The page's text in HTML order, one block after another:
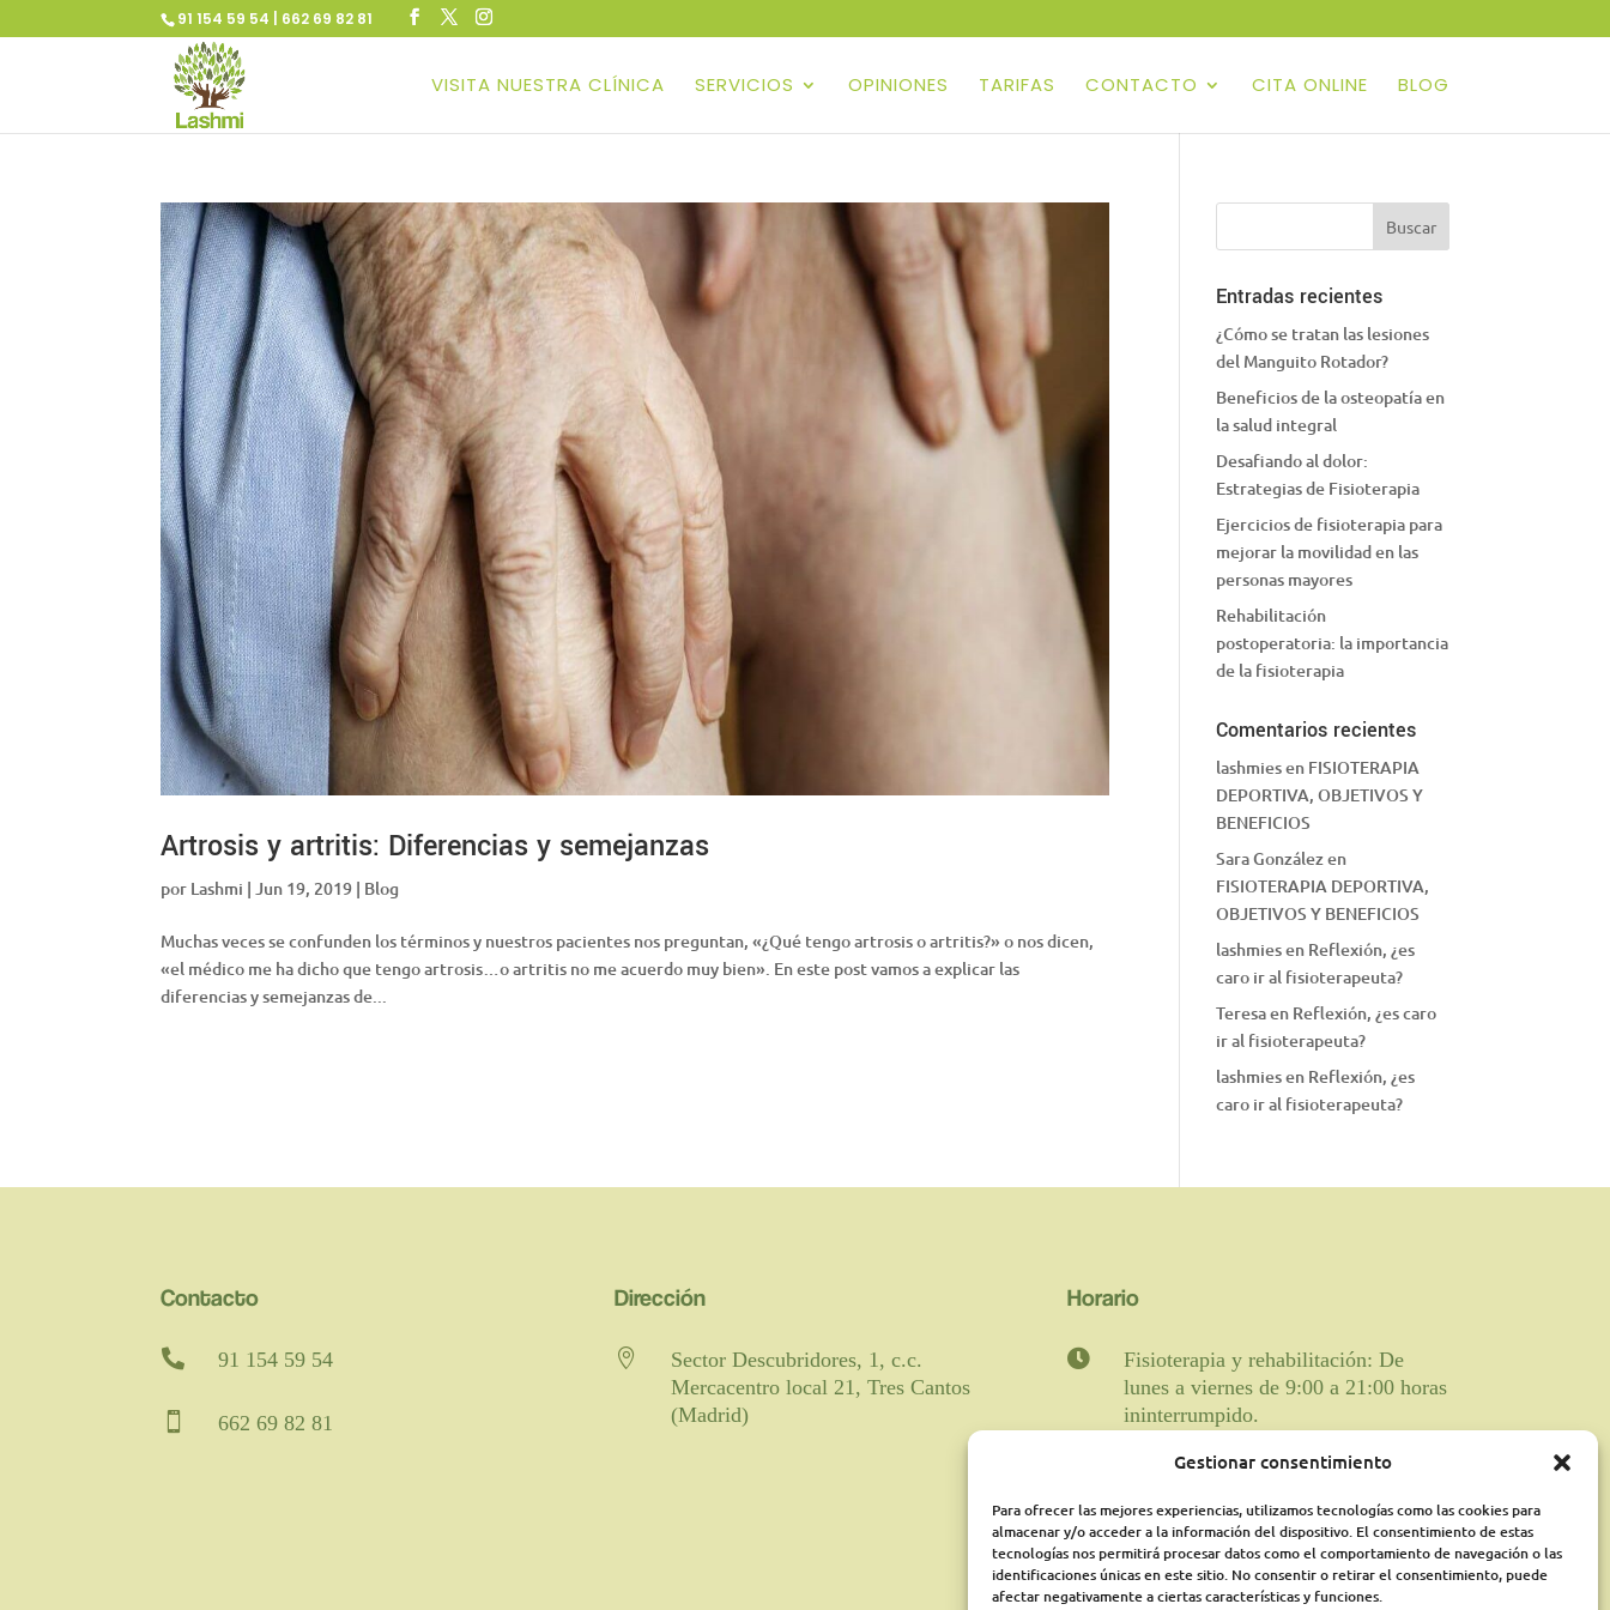
Gestionar consentimiento
Para ofrecer las mejores experiencias, utilizamos tecnologías como las cookies para
almacenar y/o acceder a la información del dispositivo. El consentimiento de estas
tecnologías nos permitirá procesar datos como el comportamiento de navegación o las
identificaciones únicas en este sitio. No consentir o retirar el consentimiento, puede
afectar negativamente a ciertas características y funciones.
91 154 59 54 | 662 69 82 81
VISITA NUESTRA CLÍNICA SERVICIOS OPINIONES TARIFAS CONTACTO CITA ONLINE BLOG
Artrosis y artritis: Diferencias y semejanzas
por Lashmi | Jun 19, 2019 | Blog
Muchas veces se confunden los términos y nuestros pacientes nos preguntan, «¿Qué tengo artrosis o artritis?» o nos dicen,
«el médico me ha dicho que tengo artrosis…o artritis no me acuerdo muy bien». En este post vamos a explicar las
diferencias y semejanzas de...
Entradas recientes
¿Cómo se tratan las lesiones
del Manguito Rotador?
Beneficios de la osteopatía en
la salud integral
Desafiando al dolor:
Estrategias de Fisioterapia
Ejercicios de fisioterapia para
mejorar la movilidad en las
personas mayores
Rehabilitación
postoperatoria: la importancia
de la fisioterapia
Comentarios recientes
lashmiesen FISIOTERAPIA
DEPORTIVA, OBJETIVOS Y
BENEFICIOS
Sara Gonzálezen
FISIOTERAPIA DEPORTIVA,
OBJETIVOS Y BENEFICIOS
lashmiesen Reflexión, ¿es
caro ir al fisioterapeuta?
Teresaen Reflexión, ¿es caro
ir al fisioterapeuta?
lashmiesen Reflexión, ¿es
caro ir al fisioterapeuta?
Contacto
 91 154 59 54
 662 69 82 81
Dirección

Sector Descubridores, 1, c.c.
Mercacentro local 21, Tres Cantos
(Madrid)
Horario

Fisioterapia y rehabilitación: De
lunes a viernes de 9:00 a 21:00 horas
ininterrumpido.
Psicología: Lunes de 18:00 a 21:00
16:00a 21:00 pudiéndose ampliar
según disponibilidad
Médico Rehabilitador: Jueves de